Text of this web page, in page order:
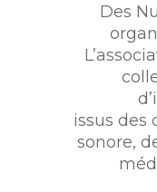
Des
issus des
sonore,